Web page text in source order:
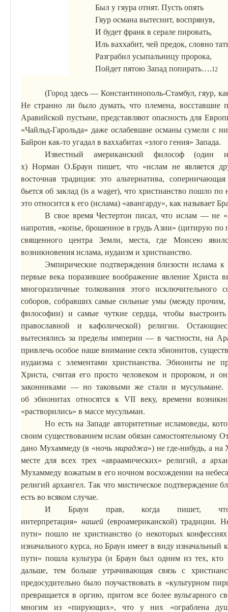
Был у гяура отнят. Пусть опять
Гяур османа вытеснит, воспрянув,
И будет франк в серале пировать,
Иль ваххабит, чей предок, словно
Разграбил усыпальницу пророка,
Пойдет пятою Запад попирать….12
(Город здесь — Константинополь-Стамбул, гяур,
Не странно ли было думать, что племена, восставшие
Аравийской пустыне, представляют опасность для
«Чайльд-Гарольда» даже ослабевшие османы сумели с
Байрон как-то угадал в ваххабитах «злого гения» Запада.
Известный американский философ (один
х)Норман О.Браун пишет, что «ислам не является
восточная традиция: это альтернатива,
бьется об заклад (is a wager), что христианство пошло по
это относится к его (ислама) «авангарду», как называет
В свое время Честертон писал, что ислам — не
напротив, «копье, брошенное в грудь Азии» (цитирую по
священного центра Земли, места, где Моисею
возникновения ислама, иудаизм и христианство.
Эмпирические подтверждения близости ислама
первые века поразившее воображение явление Христа
многоразличные толкования этого исключительного
соборов, собравших самые сильные умы (между прочим,
философии) и самые чуткие сердца, чтобы выстроить
православной и кафолической) религии.
вытеснялись за пределы империи — в частности, на
привлечь особое наше внимание сектаэбионитов,
иудаизма с элементами христианства. Эбиониты не
Христа, считая его просто человеком и пророком, и
законниками — но таковыми же стали и мусульмане.
об эбионитахотносятся к VII веку, времени
«растворились» в массе мусульман.
Но есть на Западе авторитетные исламоведы,
своим существованием ислам обязан самостоятельному
дано Мухаммеду (в «ночь мираджа») не где-нибудь, а
месте для всех трех «авраамических» религий, а
Мухаммеду вожатым в его ночном восхождении на
религий архангел. Так что мистическое подтверждение
есть во всяком случае.
И Браун прав, когда пишет, что
интерпретация» нашей (евроамериканской) традиции.
пути» пошло не христианство (о некоторых конфессиях
изначального курса, но Браун имеет в виду
пути» пошла культура (и Браун был одним из тех, кто
дальше, тем больше утрачивающая связь с
предосудительно было поучаствовать в «культурном
превращается в оргию, притом все более вульгарного
многим из «пирующих», что у них «ограблена